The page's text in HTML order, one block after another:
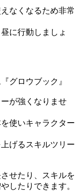
なくなるため非常
に行動しましょ
グロウブック』
が強くなりませ
使いキャラクター
げるスキルツリー
せたり、スキルを
したりできます。